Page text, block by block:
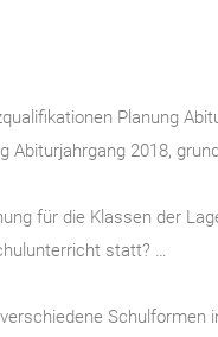
Planung
Abiturjahrgang 2018,
für die Klassen der
statt? …